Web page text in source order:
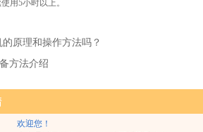
欢迎您！
5小时以上。
原理和操作方法吗？
方法介绍